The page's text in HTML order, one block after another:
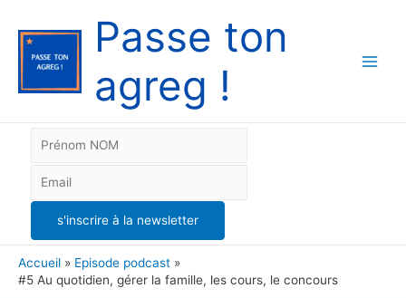
Passe ton
agreg !
Accueil
Episode podcast
#5 Au quotidien, gérer la famille, les cours, le concours